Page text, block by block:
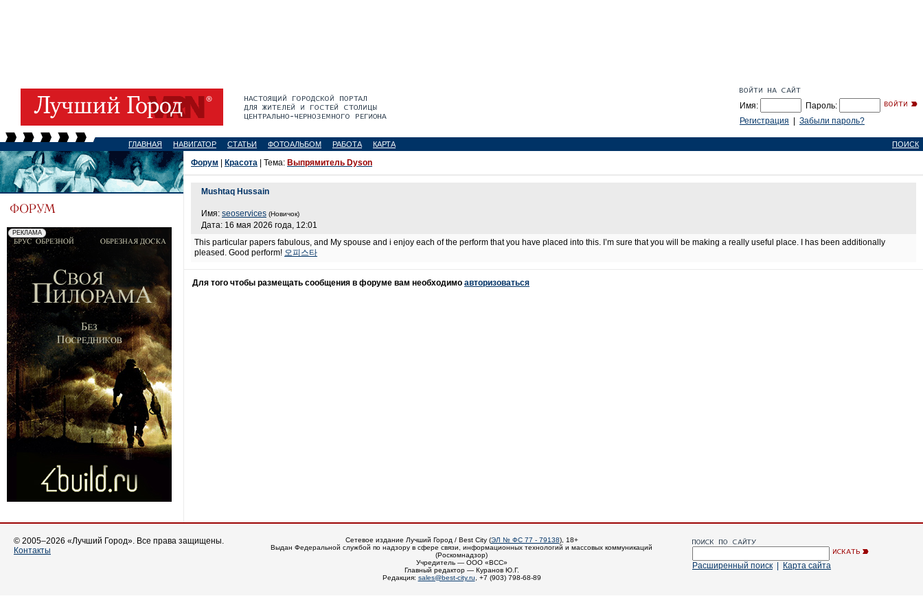
Имя:
Пароль:
Регистрация
Забыли пароль?
ГЛАВНАЯ НАВИГАТОР СТАТЬИ ФОТОАЛЬБОМ РАБОТА КАРТА ПОИСК
Форум Красота | Тема: Выпрямитель Dyson
Mushtaq Hussain
Имя: seoservices (Новичок)
Дата: 16 мая 2026 года, 12:01
This particular papers fabulous, and My spouse and i enjoy each of the perform that you have placed into this. I’m sure that you will be making a really useful place. I has been additionally
pleased. Good perform! 오피스타
Для того чтобы размещать сообщения в форуме вам необходимо авторизоваться
© 2005–2026 «Лучший Город». Все права защищены.
Контакты
Сетевое издание Лучший Город / Best City (ЭЛ № ФС 77 - 79138), 18+
Выдан Федеральной службой по надзору в сфере связи, информационных технологий и массовых коммуникаций
(Роскомнадзор)
Учредитель — ООО «ВСС»
Главный редактор — Куранов Ю.Г.
Редакция: sales@best-city.ru , +7 (903) 798-68-89
Расширенный поиск Карта сайта